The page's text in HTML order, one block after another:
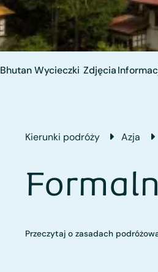
Bhutan Wycieczki Zdjęcia
Kierunki podróży Azja
Przeczytaj o zasadach